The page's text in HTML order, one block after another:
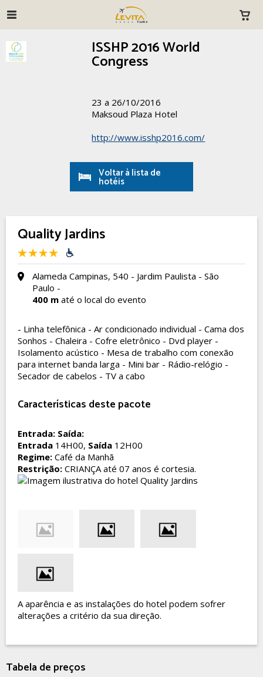
ISSHP 2016 World
Congress
23 a 26/10/2016
Maksoud Plaza Hotel
http://www.isshp2016.com/
Voltar à lista de
hotéis
Quality Jardins
Alameda Campinas, 540 - Jardim Paulista - São
Paulo -
400 m até o local do evento
- Linha telefônica - Ar condicionado individual - Cama dos
Sonhos - Chaleira - Cofre eletrônico - Dvd player -
Isolamento acústico - Mesa de trabalho com conexão
para internet banda larga - Mini bar - Rádio-relógio -
Secador de cabelos - TV a cabo
Características deste pacote
Entrada: Saída:
Entrada 14H00, Saída 12H00
Regime: Café da Manhã
Restrição: CRIANÇA até 07 anos é cortesia.
A aparência e as instalações do hotel podem sofrer
alterações a critério da sua direção.
Tabela de preços